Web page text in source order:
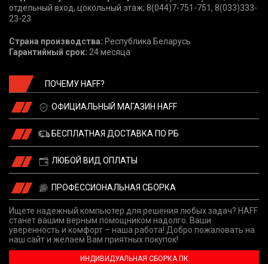
отдельный вход, цокольный этаж; 8(044)7-751-751, 8(033)333-
23-23
Страна производства: Республика Беларусь
Гарантийный срок: 24 месяца
ПОЧЕМУ HAFF?
ОФИЦИАЛЬНЫЙ МАГАЗИН HAFF
БЕСПЛАТНАЯ ДОСТАВКА ПО РБ
ЛЮБОЙ ВИД ОПЛАТЫ
ПРОФЕССИОНАЛЬНАЯ СБОРКА
Ищете надежный компьютер для решения любых задач? HAFF
станет вашим верным помощником надолго. Ваши
уверенность и комфорт – наша работа! Добро пожаловать на
наш сайт и желаем Вам приятных покупок!
ИНДИВИДУАЛЬНАЯ СБОРКА ПК